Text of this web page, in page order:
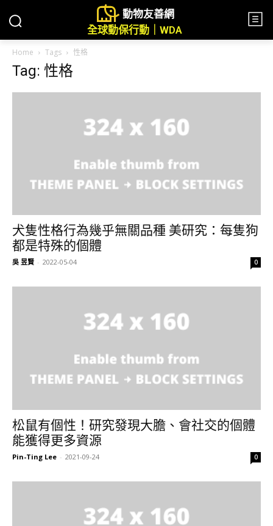
動物友善網
全球動保行動｜WDA
Home Tags 性格
Tag: 性格
犬隻性格行為幾乎無關品種 美研究：每隻狗
都是特殊的個體
吳 昱賢 - 2022-05-04 0
松鼠有個性！研究發現大膽、會社交的個體
能獲得更多資源
Pin-Ting Lee - 2021-09-24 0